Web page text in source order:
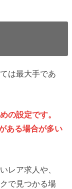
は最大手であ
の設定です。
ある場合が多い
レア求人や、
で見つかる場